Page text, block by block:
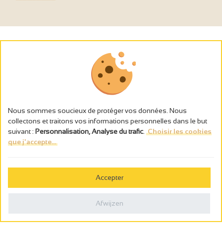
L’abus d’alcool est dangereux pour la santé, à consommer avec
Politique de confidentialité
Nous sommes soucieux de protéger vos données. Nous
collectons et traitons vos informations personnelles dans le but
suivant : Personnalisation, Analyse du trafic Choisir les cookies
que j'accepte...
Accepter
Afwijzen